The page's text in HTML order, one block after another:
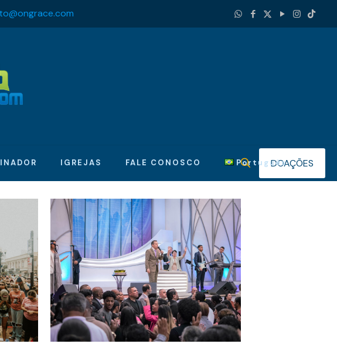
IGREJAS FALE CONOSCO PortuguêsDOAÇÕES